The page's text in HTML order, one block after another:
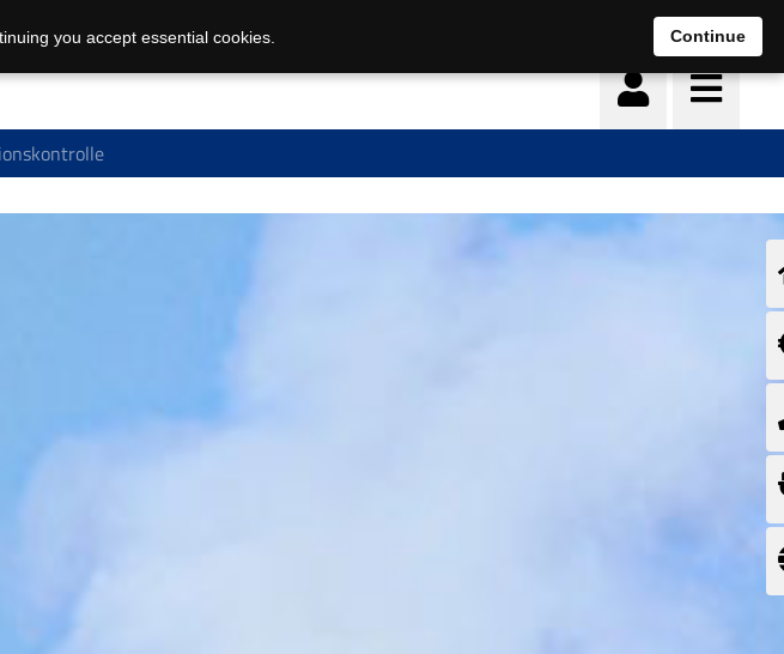
you accept essential cookies. Continue